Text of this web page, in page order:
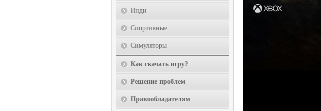
Инди
Спортивные
Симуляторы
Как скачать игру?
Решение проблем
Правообладателям